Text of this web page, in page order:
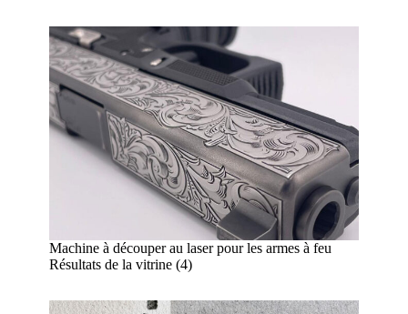
Machine à découper au laser pour les armes à feu
Résultats de la vitrine (4)